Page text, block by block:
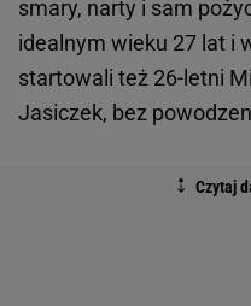
smary, narty i sam
idealnym wieku 27 lat i
startowali też 26-letni
Jasiczek, bez